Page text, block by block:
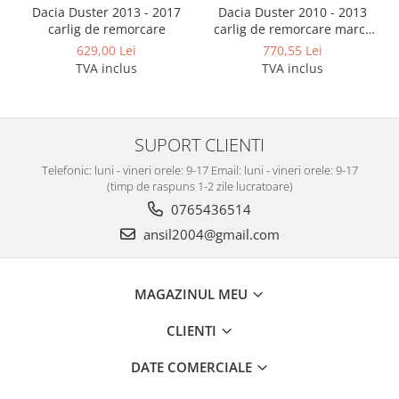
Cutii portbagaj
Cutii portbagaj pt. bare
transversale
Generatoare curent portabile
Accesorii genti-rucsacuri
Grilaje portbagaj auto
Dacia Duster 2013 - 2017
carlig de remorcare
629,00 Lei
TVA inclus
Dacia Duster 2010 - 2013
carlig de remorcare marca
Autohak
770,55 Lei
TVA inclus
SUPORT CLIENTI
Telefonic: luni - vineri orele: 9-17 Email: luni - vineri orele: 9-17
(timp de raspuns 1-2 zile lucratoare)
0765436514
ansil2004@gmail.com
MAGAZINUL MEU
CLIENTI
DATE COMERCIALE